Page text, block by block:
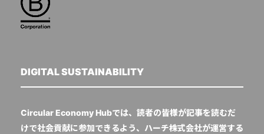
DIGITAL SUSTAINABILITY
Circular Economy Hubでは、読者の皆様が記事を読むだ
けで社会貢献に参加できるよう、ハーチ株式会社が運営する